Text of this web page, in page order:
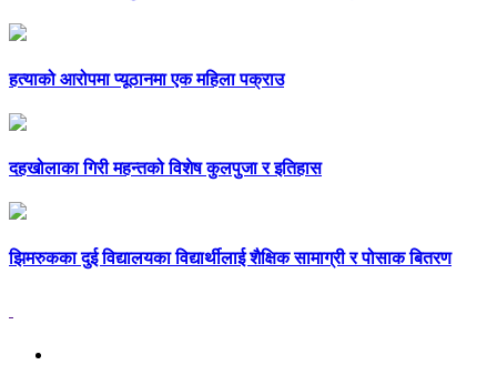
हत्याको आरोपमा प्यूठानमा एक महिला पक्राउ
दहखोलाका गिरी महन्तको विशेष कुलपुजा र इतिहास
झिमरुकका दुई विद्यालयका विद्यार्थीलाई शैक्षिक सामाग्री र पोसाक बितरण